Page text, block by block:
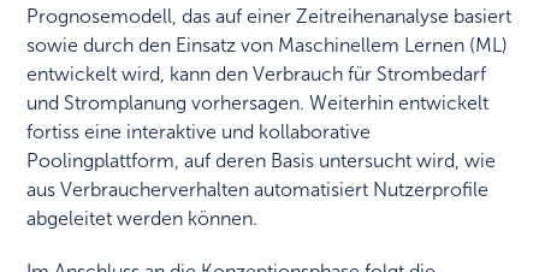
Prognosemodell, das auf einer Zeitreihenanalyse basiert
sowie durch den Einsatz von Maschinellem Lernen (ML)
entwickelt wird, kann den Verbrauch für Strombedarf
und Stromplanung vorhersagen. Weiterhin entwickelt
fortiss eine interaktive und kollaborative
Poolingplattform, auf deren Basis untersucht wird, wie
aus Verbraucherverhalten automatisiert Nutzerprofile
abgeleitet werden können.